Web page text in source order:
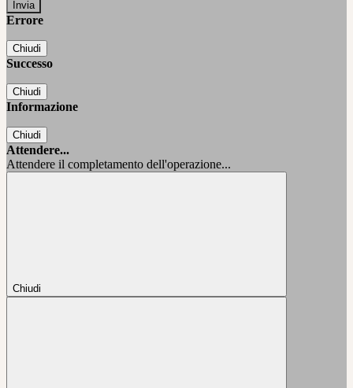
Errore
Chiudi
Successo
Chiudi
Informazione
Chiudi
Attendere...
Attendere il completamento dell'operazione...
Chiudi